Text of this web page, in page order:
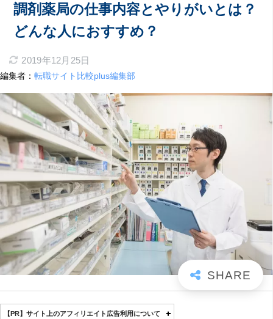
調剤薬局の仕事内容とやりがいとは？
どんな人におすすめ？
2019年12月25日
編集者： 転職サイト比較plus編集部
【PR】サイト上のアフィリエイト広告利用について